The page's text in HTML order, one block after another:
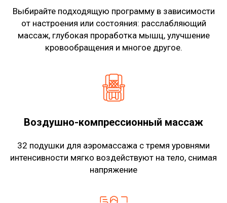
Выбирайте подходящую программу в зависимости
от настроения или состояния: расслабляющий
массаж, глубокая проработка мышц, улучшение
кровообращения и многое другое.
Воздушно-компрессионный массаж
32 подушки для аэромассажа с тремя уровнями
интенсивности мягко воздействуют на тело, снимая
напряжение